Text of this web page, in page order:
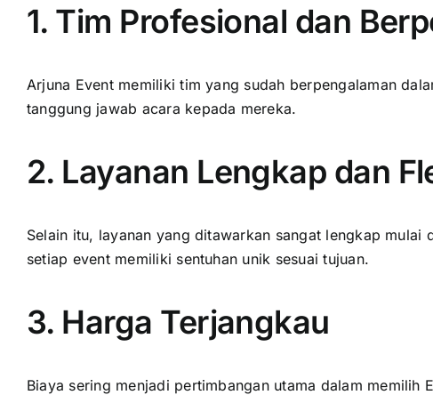
1. Tim Profesional dan
Arjuna Event memiliki tim yang sudah berpengalaman
tanggung jawab acara kepada mereka.
2. Layanan Lengkap dan
Selain itu, layanan yang ditawarkan sangat lengkap
setiap event memiliki sentuhan unik sesuai tujuan.
3. Harga Terjangkau
Biaya sering menjadi pertimbangan utama dalam